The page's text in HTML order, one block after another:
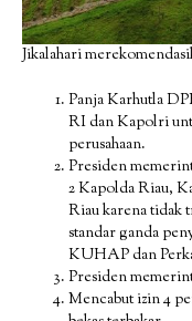
Jikalahari
Panja Karhutla
RI dan Kapolri
perusahaan.
Presiden
2 Kapolda Riau,
Riau karena tidak
standar ganda
KUHAP dan
Presiden
Mencabut izin 4